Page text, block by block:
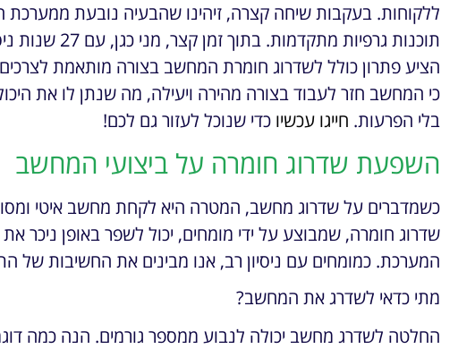
ללקוחות. בעקבות שיחה קצרה, זיהינו שהבעיה נובעת
תוכנות גרפיות
הציע פתרון כולל לשדרוג חומרת המחשב בצורה מותאמת
כי המחשב חזר לעבוד בצורה מהירה ויעילה, מה שנתן לו את
בלי הפרעות. חייגו עכשיו כדי שנוכל לעזור גם לכם!
השפעת שדרוג חומרה על ביצועי המחשב
כשמדברים על שדרוג מחשב, המטרה היא לקחת מחשב איטי
שדרוג חומרה, שמבוצע על ידי מומחים, יכול לשפר באופן ניכר
המערכת. כמומחים עם ניסיון רב, אנו מבינים את החשיבות של
מתי כדאי לשדרג את המחשב?
החלטה לשדרג מחשב יכולה לנבוע ממספר גורמים. הנה כמה